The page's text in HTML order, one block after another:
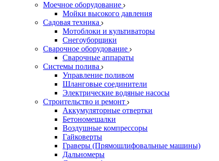
Моечное оборудование
Мойки высокого давления
Садовая техника
Мотоблоки и культиваторы
Снегоуборщики
Сварочное оборудование
Сварочные аппараты
Системы полива
Управление поливом
Шланговые соединители
Электрические водяные насосы
Строительство и ремонт
Аккумуляторные отвертки
Бетономешалки
Воздушные компрессоры
Гайковерты
Граверы (Прямошлифовальные машины)
Дальномеры